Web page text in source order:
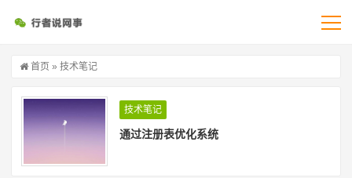
首页 » 技术笔记
技术笔记
通过注册表优化系统